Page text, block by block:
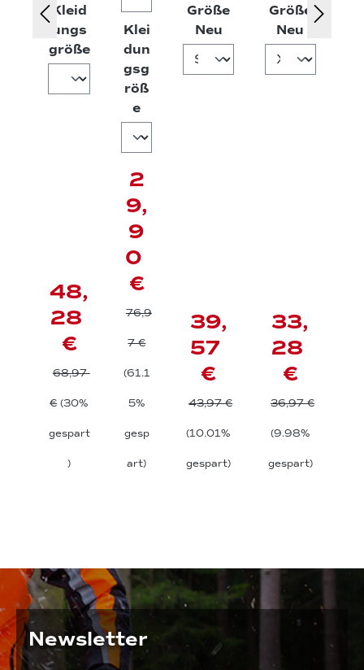
tions
shirt
rm
Kleid
ungs
größeauswählen
48,
28
€
68,97
€ (30%
gespart
)
³®
Fle
ece
shir
t
Klei
dun
gsg
röß
eauswählen
2
9,
9
0
€
76,9
7 €
(61.1
5%
gesp
art)
Funkt
ionss
hirt -
Größe
Neuauswählen
39,
57
€
43,97 €
(10.01%
gespart)
Funkti
onsshi
rt -
Größe
Neu
33,
28
€
36,97 €
(9.98%
gespart)
Newsletter